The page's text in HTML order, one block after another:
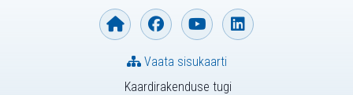
Kaardirakenduse tugi
Vaata sisukaarti